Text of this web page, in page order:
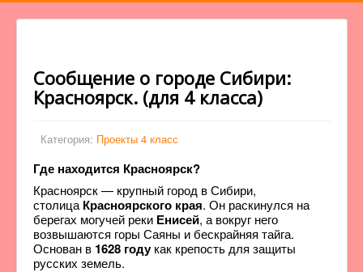
Сообщение о городе Сибири:
Красноярск. (для 4 класса)
Категория: Проекты 4 класс
Где находится Красноярск?
Красноярск — крупный город в Сибири,
столица Красноярского края. Он раскинулся на
берегах могучей реки Енисей, а вокруг него
возвышаются горы Саяны и бескрайняя тайга.
Основан в 1628 годукак крепость для защиты
русских земель.